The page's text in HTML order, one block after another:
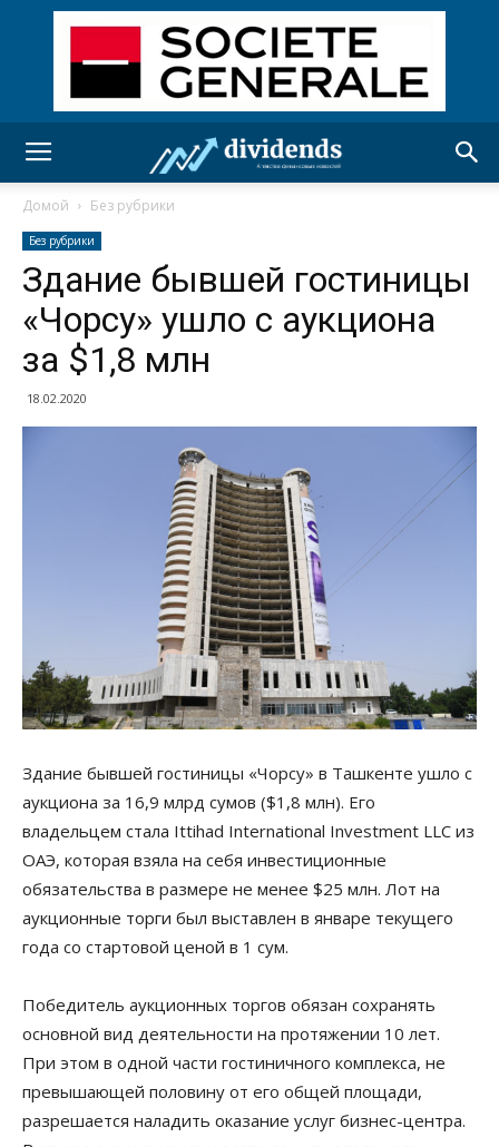
Домой Без рубрики
Без рубрики
Здание бывшей гостиницы
«Чорсу» ушло с аукциона
за $1,8 млн
18.02.2020
Здание бывшей гостиницы «Чорсу» в Ташкенте ушло с
аукциона за 16,9 млрд сумов ($1,8 млн). Его
владельцем стала Ittihad International Investment LLC из
ОАЭ, которая взяла на себя инвестиционные
обязательства в размере не менее $25 млн. Лот на
аукционные торги был выставлен в январе текущего
года со стартовой ценой в 1 сум.
Победитель аукционных торгов обязан сохранять
основной вид деятельности на протяжении 10 лет.
При этом в одной части гостиничного комплекса, не
превышающей половину от его общей площади,
разрешается наладить оказание услуг бизнес-центра.